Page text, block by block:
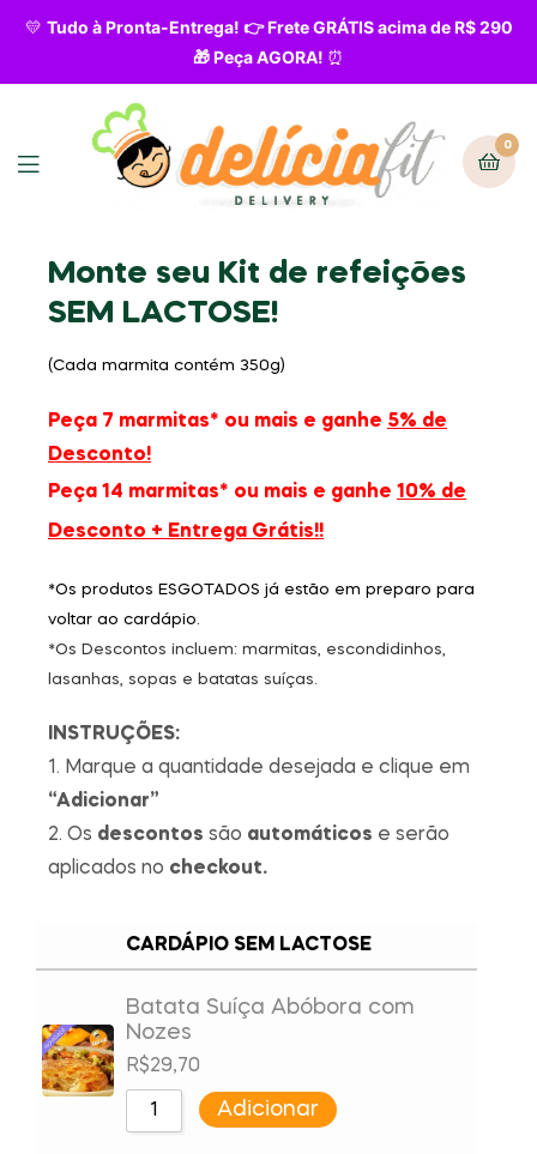
💛 Tudo à Pronta-Entrega! 👉 Frete GRÁTIS acima de R$ 290
🎁 Peça AGORA! ⏰
0
Monte seu Kit de refeições
SEM LACTOSE!
(Cada marmita contém 350g)
Peça 7 marmitas* ou mais e ganhe 5% de
Desconto!
Peça 14 marmitas* ou mais e ganhe 10% de
Desconto + Entrega Grátis!!
*Os produtos ESGOTADOS já estão em preparo para
voltar ao cardápio.
*Os Descontos incluem: marmitas, escondidinhos,
lasanhas, sopas e batatas suíças.
INSTRUÇÕES:
1. Marque a quantidade desejada e clique em
“Adicionar”
2. Os descontos são automáticos e serão
aplicados no checkout.
CARDÁPIO SEM LACTOSE
Batata Suíça Abóbora com
Nozes
R$29,70
Adicionar